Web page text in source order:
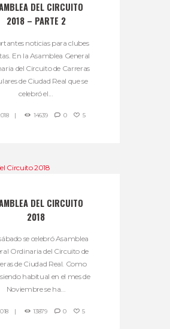
DEL CIRCUITO
2018 – PARTE 2
noticias para clubes
En la Asamblea General
del Circuito de Carreras
de Ciudad Real que se
celebró el...
14639 0 5
DEL CIRCUITO
2018
se celebró Asamblea
Ordinaria del Circuito de
de Ciudad Real. Como
habitual en el mes de
Noviembre se ha...
13879 0 5